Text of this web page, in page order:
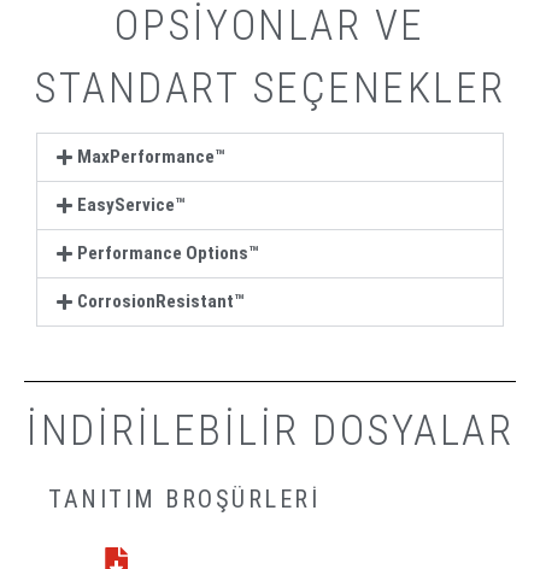
OPSIYONLAR VE
STANDART SEÇENEKLER
MaxPerformance™
EasyService™
Performance Options™
CorrosionResistant™
INDIRILEBILIR DOSYALAR
TANITIM BROŞÜRLERI